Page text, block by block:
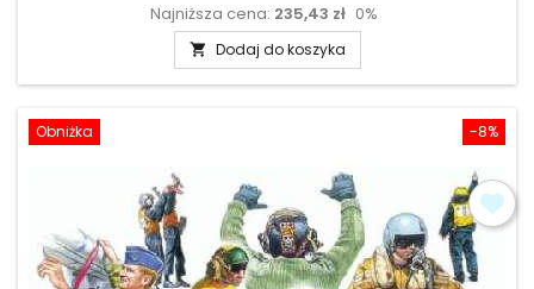
podstawowa
Najniższa cena: 235,43 zł 0%
 Dodaj do koszyka
-8%
Obniżka